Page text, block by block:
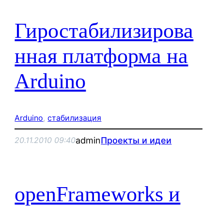
Гиростабилизирова
нная платформа на
Arduino
Arduino, стабилизация
20.11.2010 09:40adminПроекты и идеи
openFrameworks и